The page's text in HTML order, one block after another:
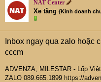
NAT Center
Xe tăng {Kinh doanh
Inbox ngay qua zalo hoặc
cccm
ADVENZA, MILESTAR - Lốp
ZALO 089.665.1899 https://